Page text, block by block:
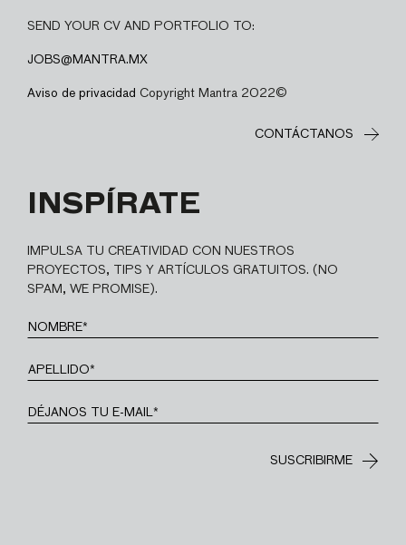
SEND YOUR CV AND PORTFOLIO TO:
JOBS@MANTRA.MX
Aviso de privacidad Copyright Mantra 2022©
CONTÁCTANOS
INSPÍRATE
IMPULSA TU CREATIVIDAD CON NUESTROS
PROYECTOS, TIPS Y ARTÍCULOS GRATUITOS. (NO
SPAM, WE PROMISE).